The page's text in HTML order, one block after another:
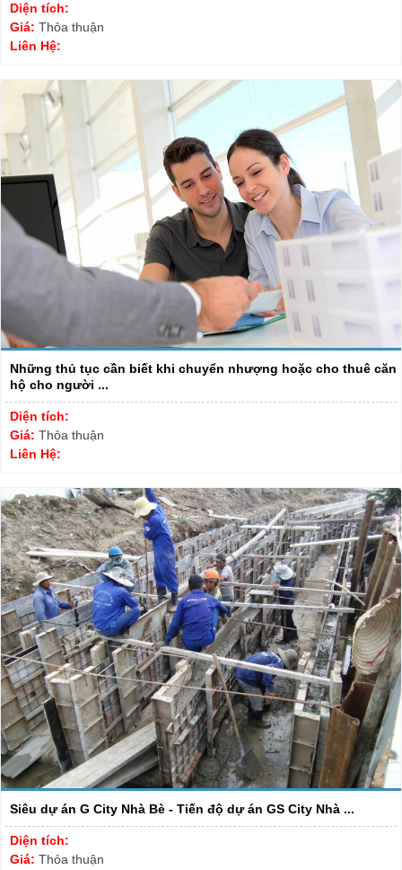
Diện tích:
Giá: Thỏa thuận
Liên Hệ:
Những thủ tục cần biết khi chuyển nhượng hoặc cho thuê căn
hộ cho người ...
Diện tích:
Giá: Thỏa thuận
Liên Hệ:
Siêu dự án G City Nhà Bè - Tiến độ dự án GS City Nhà ...
Diện tích:
Giá: Thỏa thuận